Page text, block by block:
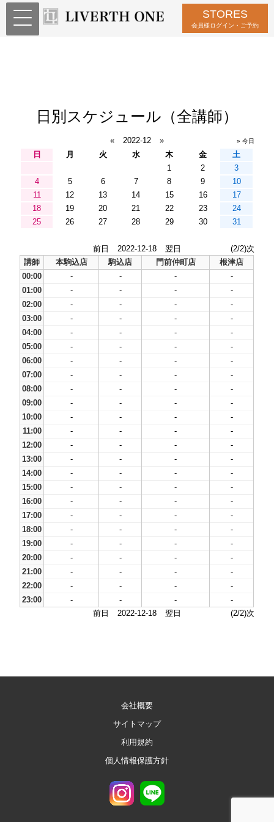
STORES
会員様ログイン・ご予約
日別スケジュール（全講師）
« 2022-12 » » 今日
日 月 火 水 木 金
土
1
2
3
4
5 6 7 8 9
10
11
12 13 14 15 16
17
18
19 20 21 22 23
24
25
26 27 28 29 30 31
前日 2022-12-18 翌日
(2/2)次
講師
本駒込店 駒込店 門前仲町店
根津店
00:00
- - -
-
01:00
- - -
-
02:00
- - -
-
03:00
- - -
-
04:00
- - -
-
05:00
- - -
-
06:00
- - -
-
07:00
- - -
-
08:00
- - -
-
09:00
- - -
-
10:00
- - -
-
11:00
- - -
-
12:00
- - -
-
13:00
- - -
-
14:00
- - -
-
15:00
- - -
-
16:00
- - -
-
17:00
- - -
-
18:00
- - -
-
19:00
- - -
-
20:00
- - -
-
21:00
- - -
-
22:00
- - -
-
23:00
- - -
-
前日
2022-12-18 翌日 (2/2)次
会社概要
サイトマップ
利用規約
個人情報保護方針